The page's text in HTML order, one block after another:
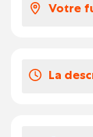
Prime
Vos
Votre
bonne
La